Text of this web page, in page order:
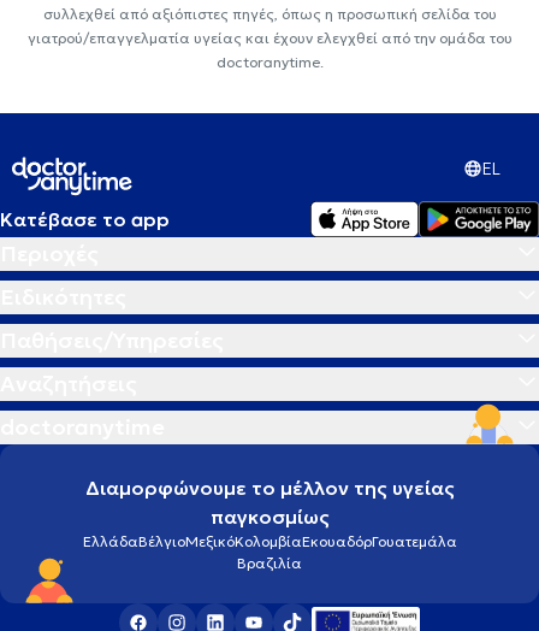
συλλεχθεί από αξιόπιστες πηγές, όπως η προσωπική σελίδα του
γιατρού/επαγγελματία υγείας και έχουν ελεγχθεί από την ομάδα του
doctoranytime.
EL
Κατέβασε το app
Διαμορφώνουμε το μέλλον της υγείας
παγκοσμίως
ΕλλάδαΒέλγιοΜεξικόΚολομβίαΕκουαδόρΓουατεμάλα
Βραζιλία